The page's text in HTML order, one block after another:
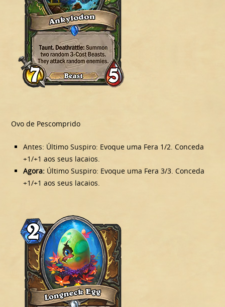
Ovo de Pescomprido
Antes: Último Suspiro: Evoque uma Fera 1/2. Conceda
+1/+1 aos seus lacaios.
Agora: Último Suspiro: Evoque uma Fera 3/3. Conceda
+1/+1 aos seus lacaios.